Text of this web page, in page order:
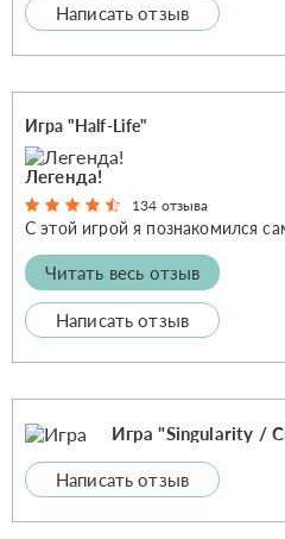
Написать отзыв
Игра "Half-Life"
Легенда!
134 отзыва
С этой игрой я познакомился
Читать весь отзыв
Написать отзыв
Игра "Singularity /
Написать отзыв